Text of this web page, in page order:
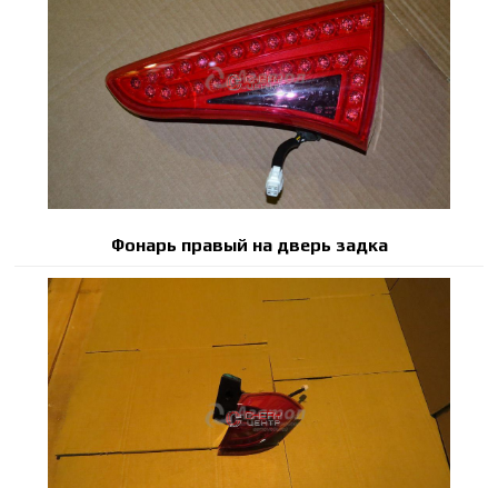
Фонарь правый на дверь задка